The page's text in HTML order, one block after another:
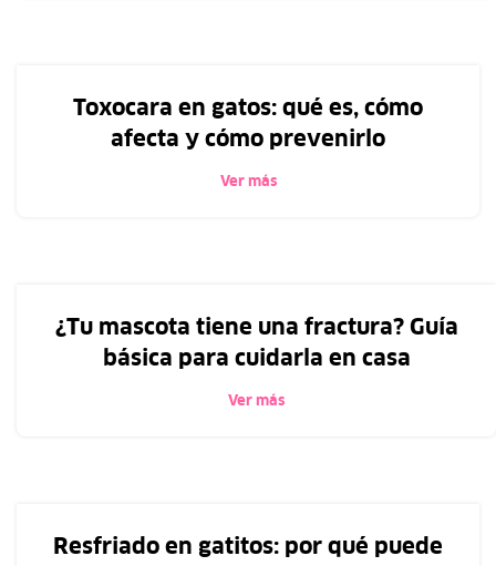
Toxocara en gatos: qué es, cómo
afecta y cómo prevenirlo
Ver más
¿Tu mascota tiene una fractura? Guía
básica para cuidarla en casa
Ver más
Resfriado en gatitos: por qué puede